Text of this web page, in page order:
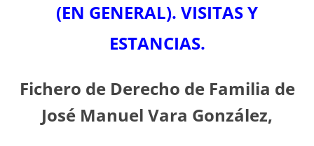
(EN GENERAL). VISITAS Y
ESTANCIAS.
Fichero de Derecho de Familia de
José Manuel Vara González,